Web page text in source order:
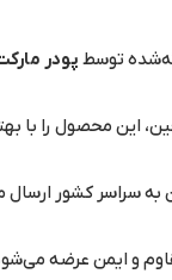
توسط پودر
این محصول را با
به سراسر کشور
و ایمن عرضه